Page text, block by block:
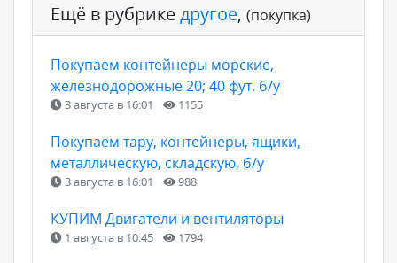
Ещё в рубрикедругое, (покупка)
Покупаем контейнеры морские,
железнодорожные 20; 40 фут. б/у
3 августа в 16:01 1155
Покупаем тару, контейнеры, ящики,
металлическую, складскую, б/у
3 августа в 16:01 988
КУПИМ Двигатели и вентиляторы
1 августа в 10:45 1794